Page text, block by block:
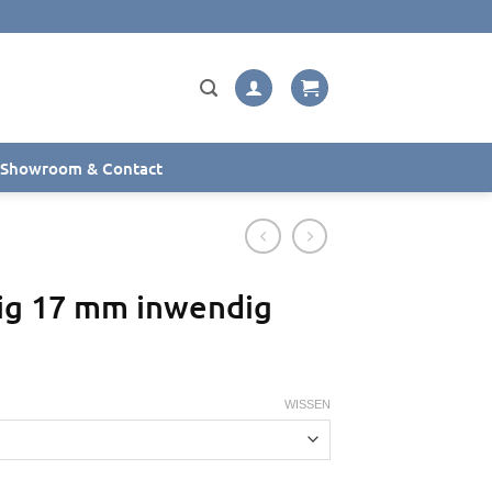
Showroom & Contact
17 mm inwendig
WISSEN